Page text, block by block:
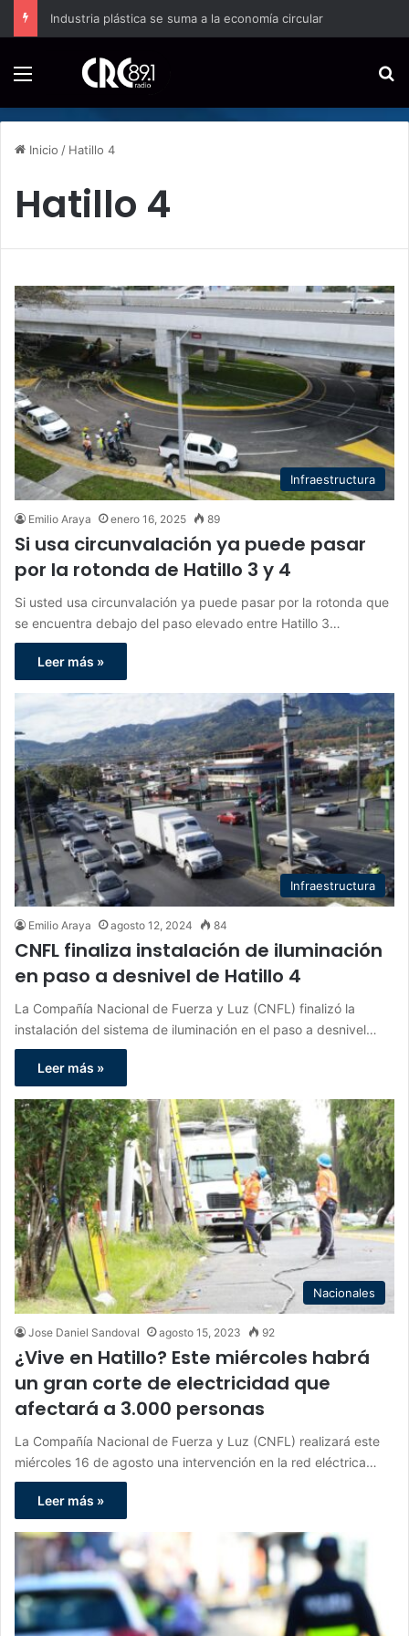
Industria plástica se suma a la economía circular
Inicio / Hatillo 4
Hatillo 4
Infraestructura
Emilio Araya enero 16, 2025 89
Si usa circunvalación ya puede pasar
por la rotonda de Hatillo 3 y 4
Si usted usa circunvalación ya puede pasar por la rotonda que
se encuentra debajo del paso elevado entre Hatillo 3…
Leer más »
Infraestructura
Emilio Araya agosto 12, 2024 84
CNFL finaliza instalación de iluminación
en paso a desnivel de Hatillo 4
La Compañía Nacional de Fuerza y Luz (CNFL) finalizó la
instalación del sistema de iluminación en el paso a desnivel…
Leer más »
Nacionales
Jose Daniel Sandoval agosto 15, 2023 92
¿Vive en Hatillo? Este miércoles habrá
un gran corte de electricidad que
afectará a 3.000 personas
La Compañía Nacional de Fuerza y Luz (CNFL) realizará este
miércoles 16 de agosto una intervención en la red eléctrica…
Leer más »